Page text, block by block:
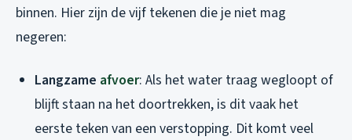
binnen. Hier zijn de vijf tekenen die je niet mag
negeren:
Langzame afvoer: Als het water traag wegloopt of
blijft staan na het doortrekken, is dit vaak het
eerste teken van een verstopping. Dit komt veel